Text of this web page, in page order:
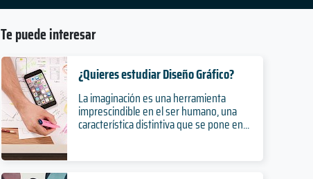
Te puede interesar
¿Quieres estudiar Diseño Gráfico?
La imaginación es una herramienta
imprescindible en el ser humano, una
característica distintiva que se pone en...